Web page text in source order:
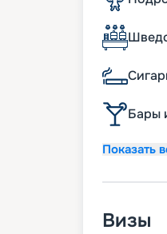
перед
кают,
Бары
Показать
Визы